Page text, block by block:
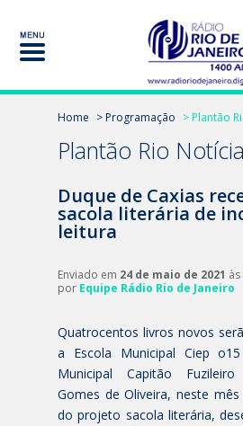
Home > Programação > Plantão
Plantão Rio
Duque de Caxias
sacola literária de
leitura
Enviado em 24 de maio de 2021
por Equipe Rádio Rio de Janeiro
Quatrocentos livros novos
a Escola Municipal Ciep
Municipal Capitão
Gomes de Oliveira, neste
do projeto sacola literária,